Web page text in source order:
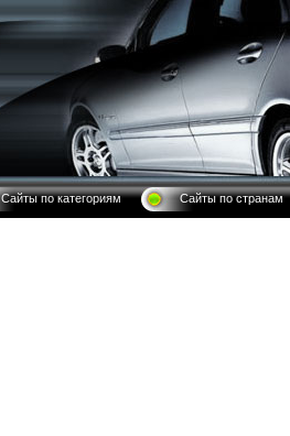
Сайты по категориям Сайты по странам